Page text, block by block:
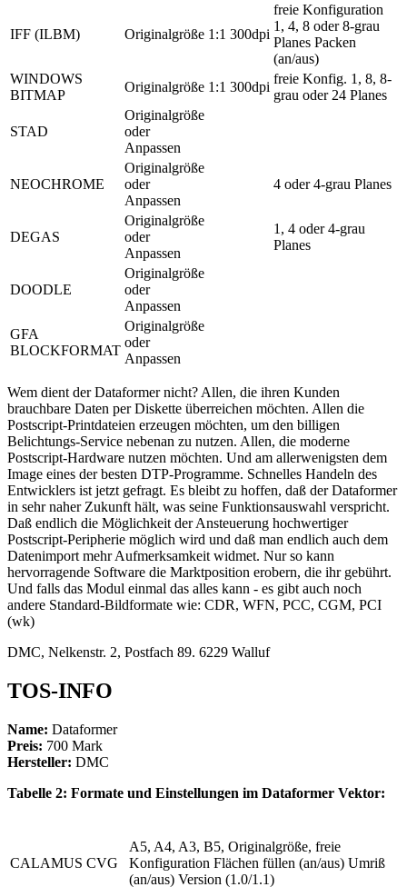
IFF (ILBM) Originalgröße 1:1 300dpi
freie Konfiguration
1, 4, 8 oder 8-grau
Planes Packen
(an/aus)
WINDOWS
BITMAP
Originalgröße 1:1 300dpi
freie Konfig. 1, 8, 8-
grau oder 24 Planes
STAD
Originalgröße
oder
Anpassen
NEOCHROME
Originalgröße
oder
Anpassen
4 oder 4-grau Planes
DEGAS
Originalgröße
oder
Anpassen
1, 4 oder 4-grau
Planes
DOODLE
Originalgröße
oder
Anpassen
GFA
BLOCKFORMAT
Originalgröße
oder
Anpassen
Wem dient der Dataformer nicht? Allen, die ihren Kunden
brauchbare Daten per Diskette überreichen möchten. Allen die
Postscript-Printdateien erzeugen möchten, um den billigen
Belichtungs-Service nebenan zu nutzen. Allen, die moderne
Postscript-Hardware nutzen möchten. Und am allerwenigsten dem
Image eines der besten DTP-Programme. Schnelles Handeln des
Entwicklers ist jetzt gefragt. Es bleibt zu hoffen, daß der Dataformer
in sehr naher Zukunft hält, was seine Funktionsauswahl verspricht.
Daß endlich die Möglichkeit der Ansteuerung hochwertiger
Postscript-Peripherie möglich wird und daß man endlich auch dem
Datenimport mehr Aufmerksamkeit widmet. Nur so kann
hervorragende Software die Marktposition erobern, die ihr gebührt.
Und falls das Modul einmal das alles kann - es gibt auch noch
andere Standard-Bildformate wie: CDR, WFN, PCC, CGM, PCI
(wk)
DMC, Nelkenstr. 2, Postfach 89. 6229 Walluf
TOS-INFO
Name: Dataformer
Preis: 700 Mark
Hersteller: DMC
Tabelle 2: Formate und Einstellungen im Dataformer Vektor:
CALAMUS CVG
A5, A4, A3, B5, Originalgröße, freie
Konfiguration Flächen füllen (an/aus) Umriß
(an/aus) Version (1.0/1.1)